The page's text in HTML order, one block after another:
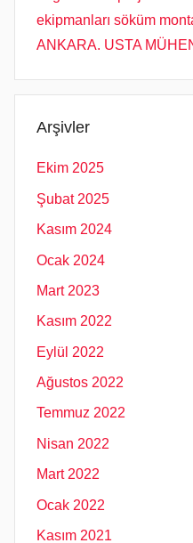
ekipmanları söküm
ANKARA. USTA
Arşivler
Ekim 2025
Şubat 2025
Kasım 2024
Ocak 2024
Mart 2023
Kasım 2022
Eylül 2022
Ağustos 2022
Temmuz 2022
Nisan 2022
Mart 2022
Ocak 2022
Kasım 2021